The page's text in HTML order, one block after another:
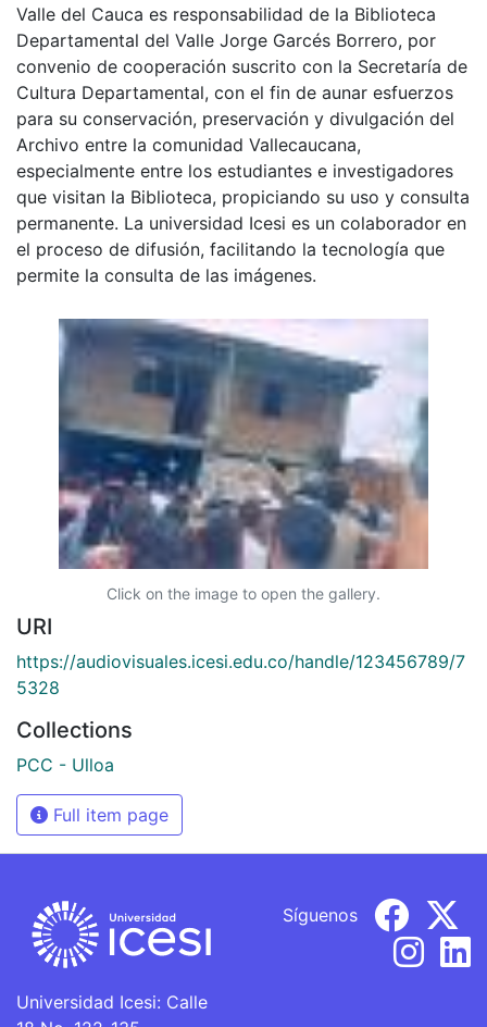
Valle del Cauca es responsabilidad de la Biblioteca
Departamental del Valle Jorge Garcés Borrero, por
convenio de cooperación suscrito con la Secretaría de
Cultura Departamental, con el fin de aunar esfuerzos
para su conservación, preservación y divulgación del
Archivo entre la comunidad Vallecaucana,
especialmente entre los estudiantes e investigadores
que visitan la Biblioteca, propiciando su uso y consulta
permanente. La universidad Icesi es un colaborador en
el proceso de difusión, facilitando la tecnología que
permite la consulta de las imágenes.
Click on the image to open the gallery.
URI
https://audiovisuales.icesi.edu.co/handle/123456789/7
5328
Collections
PCC - Ulloa
Full item page
Universidad Icesi: Calle
Síguenos